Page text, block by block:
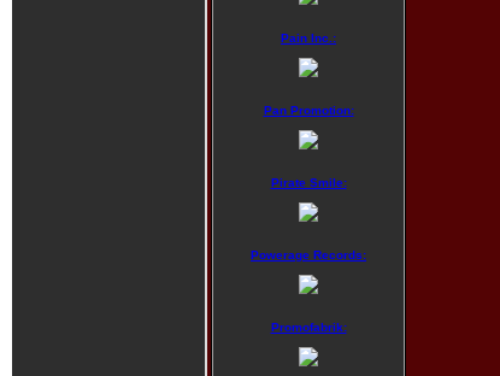
Pain Inc.:
Pan Promotion:
Pirate Smile:
Powerage Records:
Promofabrik: